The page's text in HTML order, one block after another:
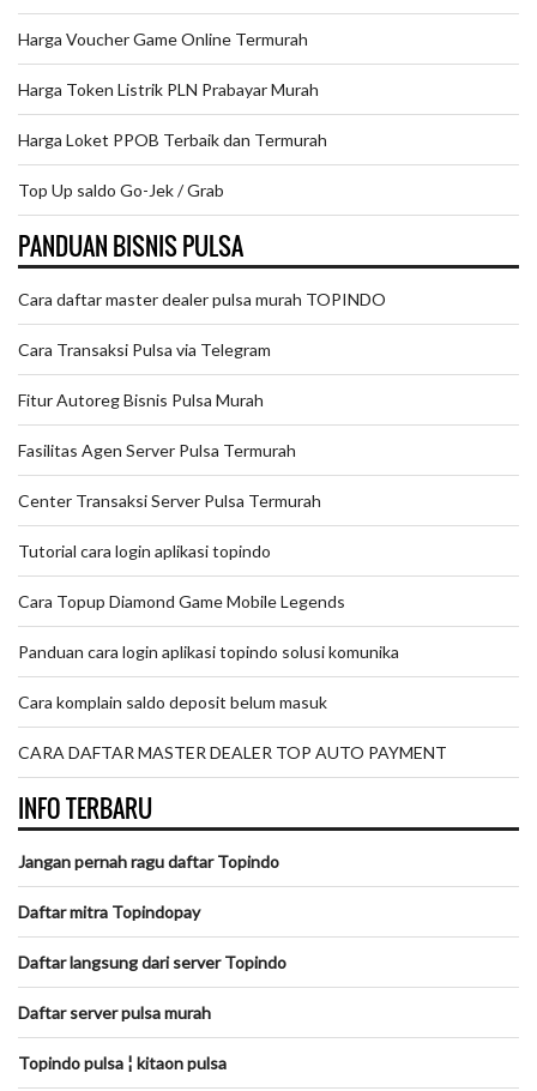
Harga Voucher Game Online Termurah
Harga Token Listrik PLN Prabayar Murah
Harga Loket PPOB Terbaik dan Termurah
Top Up saldo Go-Jek / Grab
PANDUAN BISNIS PULSA
Cara daftar master dealer pulsa murah TOPINDO
Cara Transaksi Pulsa via Telegram
Fitur Autoreg Bisnis Pulsa Murah
Fasilitas Agen Server Pulsa Termurah
Center Transaksi Server Pulsa Termurah
Tutorial cara login aplikasi topindo
Cara Topup Diamond Game Mobile Legends
Panduan cara login aplikasi topindo solusi komunika
Cara komplain saldo deposit belum masuk
CARA DAFTAR MASTER DEALER TOP AUTO PAYMENT
INFO TERBARU
Jangan pernah ragu daftar Topindo
Daftar mitra Topindopay
Daftar langsung dari server Topindo
Daftar server pulsa murah
Topindo pulsa ¦ kitaon pulsa